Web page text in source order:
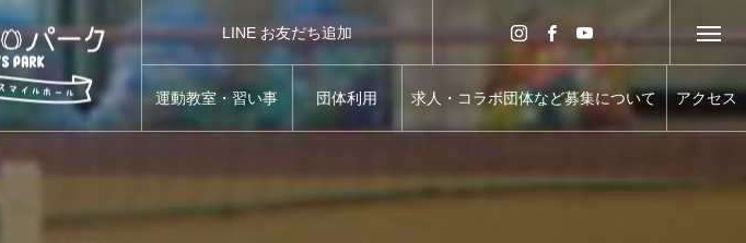
運動教室・習い事
SPORTS SCHOOL
団体利用
求人・コラボ団体など募集について
アクセス
ACCESS
LINE お友だち追加
お友だち追加